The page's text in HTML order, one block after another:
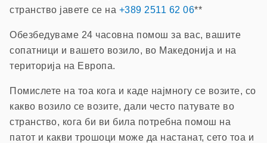
странство јавете се на +389 2511 62 06**
Обезбедуваме 24 часовна помош за вас, вашите
сопатници и вашето возило, во Македонија и на
територија на Европа.
П омислете на тоа кога и каде најмногу се возите, со
какво возило се возите, дали често патувате во
странство, кога би ви била потребна помош на
патот и какви трошоци може да настанат, сето тоа и